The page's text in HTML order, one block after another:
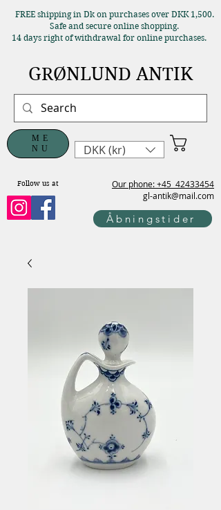
Our phone: +45 42433454
gl-antik@mail.com
ME
NU
Follow us at
FREE shipping in Dk on purchases over DKK 1,500.
Safe and secure online shopping.
14 days right of withdrawal for online purchases.
GRØNLUND ANTIK
DKK (kr)
Åbningstider